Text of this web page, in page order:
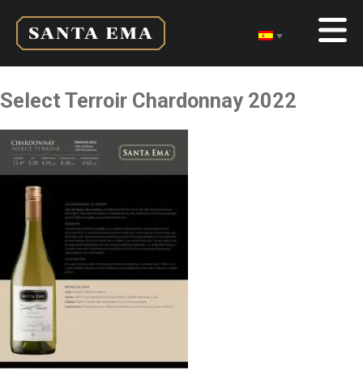
Select Terroir Chardonnay 2022